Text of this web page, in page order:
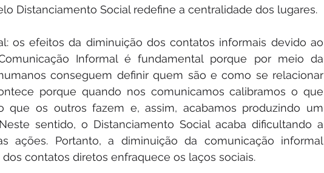
Distanciamento Social redefine a centralidade dos lugares.
os efeitos da diminuição dos contatos informais devido ao
Informal é fundamental porque por meio da
conseguem definir quem são e como se relacionar
porque quando nos comunicamos calibramos o que
que os outros fazem e, assim, acabamos produzindo um
sentido, o Distanciamento Social acaba dificultando a
ações. Portanto, a diminuição da comunicação informal
contatos diretos enfraquece os laços sociais.